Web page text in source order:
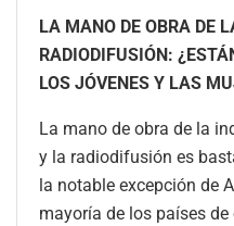
LA MANO DE OBRA DE
RADIODIFUSIÓN:
LOS JÓVENES Y LAS
La mano de obra de la
y la radiodifusión es
la notable excepción de
mayoría de los países